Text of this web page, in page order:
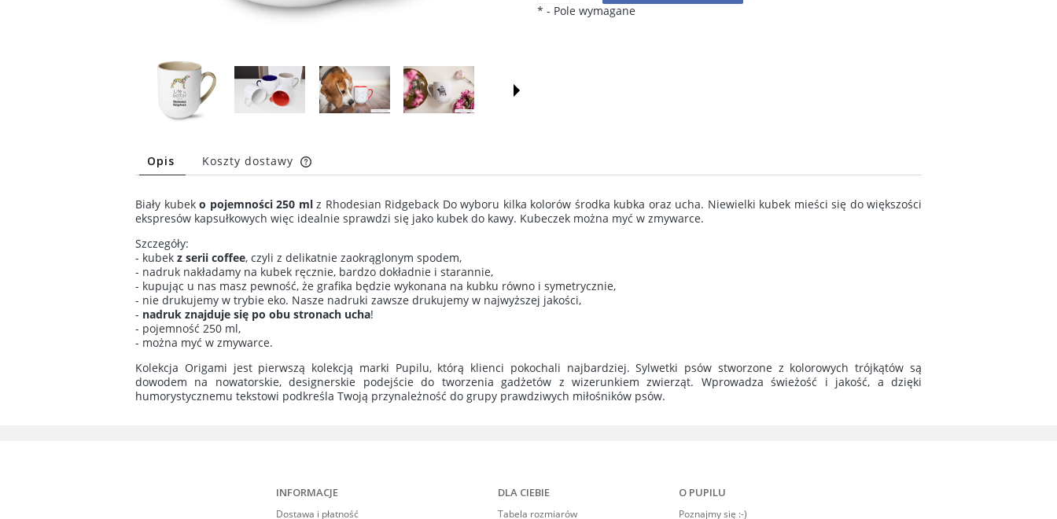
* - Pole wymagane
Opis Koszty dostawy
Cena nie zawiera ewentualnych
kosztów płatności
Biały kubek o pojemności 250 mlz Rhodesian Ridgeback Do wyboru kilka kolorów środka kubka oraz ucha. Niewielki kubek mieści się do większości
ekspresów kapsułkowych więc idealnie sprawdzi się jako kubek do kawy. Kubeczek można myć w zmywarce.
Szczegóły:
- kubek z serii coffee, czyli z delikatnie zaokrąglonym spodem,
- nadruk nakładamy na kubek ręcznie, bardzo dokładnie i starannie,
- kupując u nas masz pewność, że grafika będzie wykonana na kubku równo i symetrycznie,
- nie drukujemy w trybie eko. Nasze nadruki zawsze drukujemy w najwyższej jakości,
- nadruk znajduje się po obu stronach ucha!
- pojemność 250 ml,
- można myć w zmywarce.
Kolekcja Origami jest pierwszą kolekcją marki Pupilu, którą klienci pokochali najbardziej. Sylwetki psów stworzone z kolorowych trójkątów są
dowodem na nowatorskie, designerskie podejście do tworzenia gadżetów z wizerunkiem zwierząt. Wprowadza świeżość i jakość, a dzięki
humorystycznemu tekstowi podkreśla Twoją przynależność do grupy prawdziwych miłośników psów.
INFORMACJE
Dostawa i płatność
DLA CIEBIE
Tabela rozmiarów
O PUPILU
Poznajmy się :-)